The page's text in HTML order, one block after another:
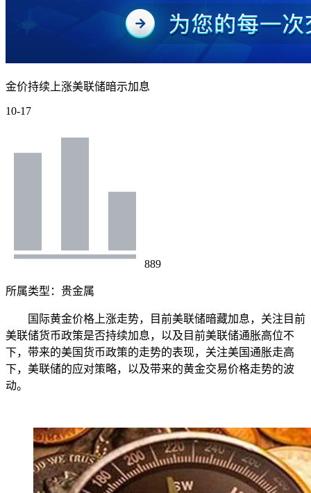
金价持续上涨美联储暗示加息
10-17
889
所属类型： 贵金属
国际黄金价格上涨走势，目前美联储暗藏加息，关注目前
美联储货币政策是否持续加息，以及目前美联储通胀高位不
下，带来的美国货币政策的走势的表现，关注美国通胀走高
下，美联储的应对策略，以及带来的黄金交易价格走势的波
动。